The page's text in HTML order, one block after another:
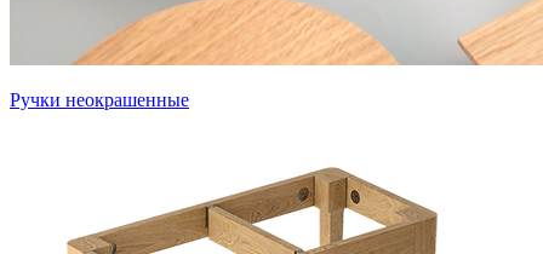
Ручки неокрашенные